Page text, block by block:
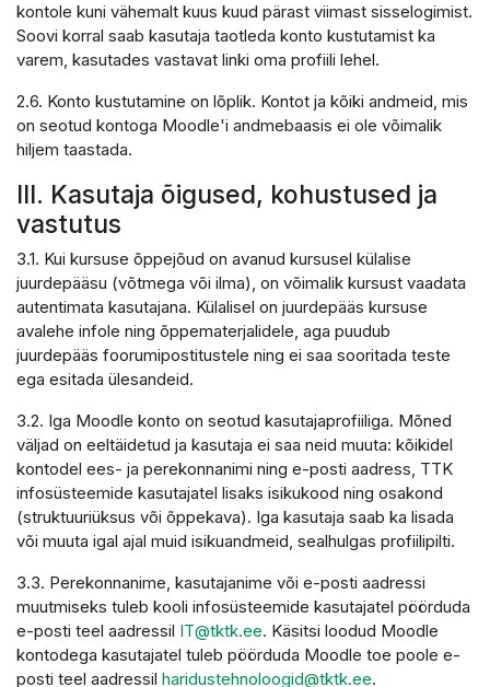
kontole kuni vähemalt kuus kuud pärast viimast sisselogimist.
Soovi korral saab kasutaja taotleda konto kustutamist ka
varem, kasutades vastavat linki oma profiili lehel.
2.6. Konto kustutamine on lõplik. Kontot ja kõiki andmeid, mis
on seotud kontoga Moodle'i andmebaasis ei ole võimalik
hiljem taastada.
III. Kasutaja õigused, kohustused ja
vastutus
3.1. Kui kursuse õppejõud on avanud kursusel külalise
juurdepääsu (võtmega või ilma), on võimalik kursust vaadata
autentimata kasutajana. Külalisel on juurdepääs kursuse
avalehe infole ning õppematerjalidele, aga puudub
juurdepääs foorumipostitustele ning ei saa sooritada teste
ega esitada ülesandeid.
3.2. Iga Moodle konto on seotud kasutajaprofiiliga. Mõned
väljad on eeltäidetud ja kasutaja ei saa neid muuta: kõikidel
kontodel ees- ja perekonnanimi ning e-posti aadress, TTK
infosüsteemide kasutajatel lisaks isikukood ning osakond
(struktuuriüksus või õppekava). Iga kasutaja saab ka lisada
või muuta igal ajal muid isikuandmeid, sealhulgas profiilipilti.
3.3. Perekonnanime, kasutajanime või e-posti aadressi
muutmiseks tuleb kooli infosüsteemide kasutajatel pöörduda
e-posti teel aadressil IT@tktk.ee. Käsitsi loodud Moodle
kontodega kasutajatel tuleb pöörduda Moodle toe poole e-
posti teel aadressil haridustehnoloogid@tktk.ee.